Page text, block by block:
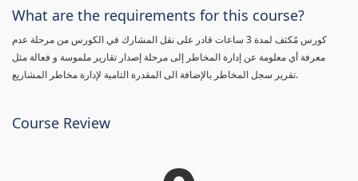
What are the requirements for this course?
كورس مٌكثف لمدة 3 ساعات قادر على نقل المشارك في الكورس من مرحلة عدم
معرفة أي معلومة عن إدارة المخاطر إلى مرحلة إصدار تقارير ملموسة و فعالة مثل
تقرير سجل المخاطر بالإضافة الى المقدرة التامية لإدارة مخاطر المشاريع.
Course Review